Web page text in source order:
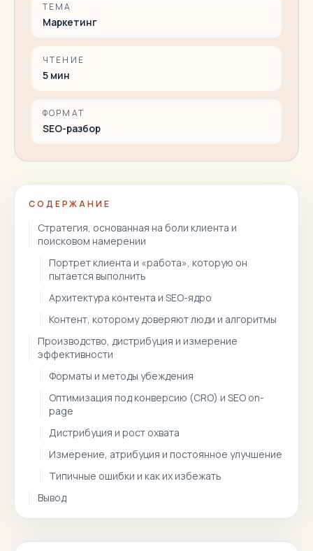
ТЕМА
Маркетинг
ЧТЕНИЕ
5 мин
ФОРМАТ
SEO-разбор
СОДЕРЖАНИЕ
Стратегия, основанная на боли клиента и
поисковом намерении
Портрет клиента и «работа», которую он
пытается выполнить
Архитектура контента и SEO-ядро
Контент, которому доверяют люди и алгоритмы
Производство, дистрибуция и измерение
эффективности
Форматы и методы убеждения
Оптимизация под конверсию (CRO) и SEO on-
page
Дистрибуция и рост охвата
Измерение, атрибуция и постоянное улучшение
Типичные ошибки и как их избежать
Вывод